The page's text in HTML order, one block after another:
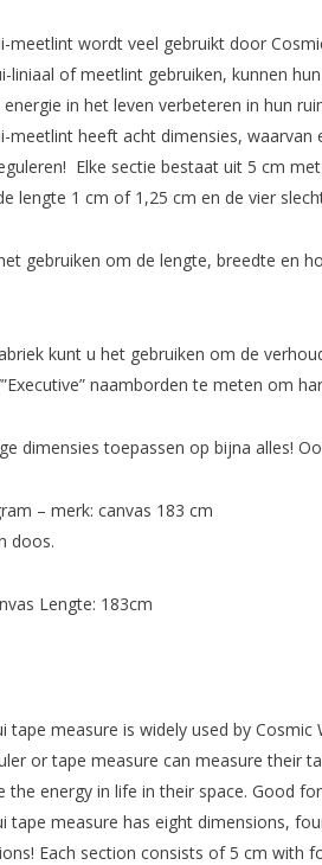
meetlint wordt veel gebruikt door
liniaal of meetlint gebruiken, kunnen
energie in het leven verbeteren in hun
meetlint heeft acht dimensies,
Elke sectie bestaat uit 5 cm
lengte 1 cm of 1,25 cm en de vier
gebruiken om de lengte, breedte en
kunt u het gebruiken om de
naamborden te meten om
dimensies toepassen op bijna alles!
– merk: canvas 183 cm
doos.
Lengte: 183cm
tape measure is widely used by
or tape measure can measure their
the energy in life in their space. Good
tape measure has eight dimensions,
Each section consists of 5 cm with